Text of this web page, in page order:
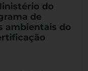
do
de
ambientais do